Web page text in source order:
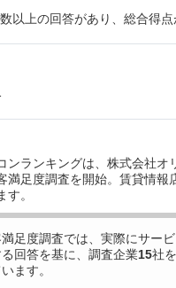
以上の回答があり、総合得点
ンランキングは、株式会社
満足度調査を開始。賃貸情報
す。
足度調査では、実際にサー
回答を基に、調査企業15社
ます。